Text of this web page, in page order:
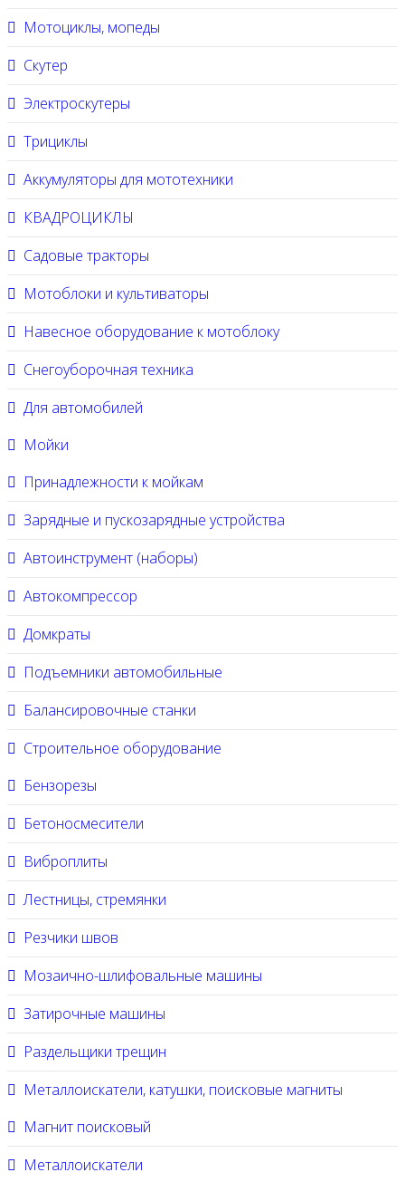
Мотоциклы, мопеды
Скутер
Электроскутеры
Трициклы
Аккумуляторы для мототехники
КВАДРОЦИКЛЫ
Садовые тракторы
Мотоблоки и культиваторы
Навесное оборудование к мотоблоку
Снегоуборочная техника
Для автомобилей
Мойки
Принадлежности к мойкам
Зарядные и пускозарядные устройства
Автоинструмент (наборы)
Автокомпрессор
Домкраты
Подъемники автомобильные
Балансировочные станки
Строительное оборудование
Бензорезы
Бетоносмесители
Виброплиты
Лестницы, стремянки
Резчики швов
Мозаично-шлифовальные машины
Затирочные машины
Раздельщики трещин
Металлоискатели, катушки, поисковые магниты
Магнит поисковый
Металлоискатели